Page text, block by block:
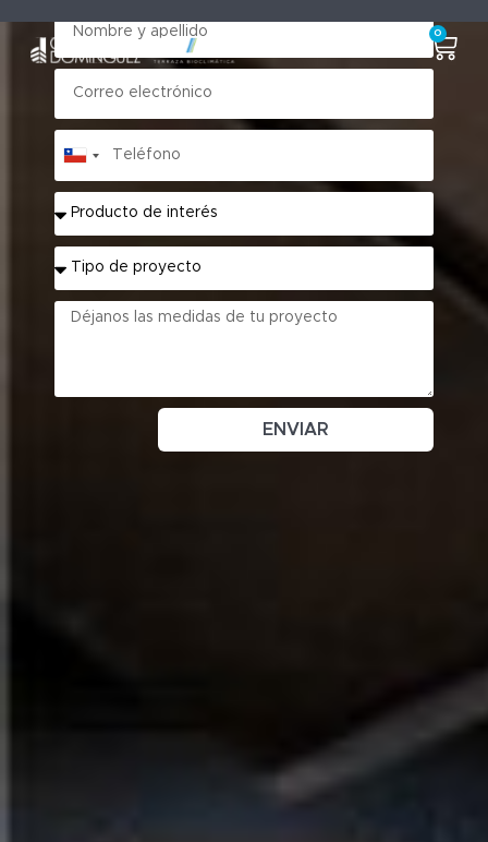
0
Chile
+56
ENVIAR